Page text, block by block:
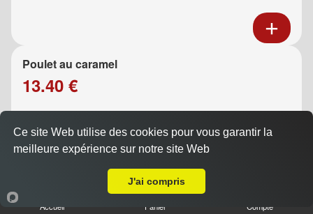
Poulet au caramel
13.40 €
Accueil Panier Compte
Ce site Web utilise des cookies pour vous garantir la
meilleure expérience sur notre site Web
J'ai compris